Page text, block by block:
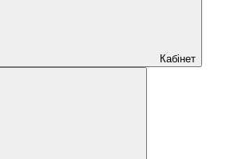
Кабінет